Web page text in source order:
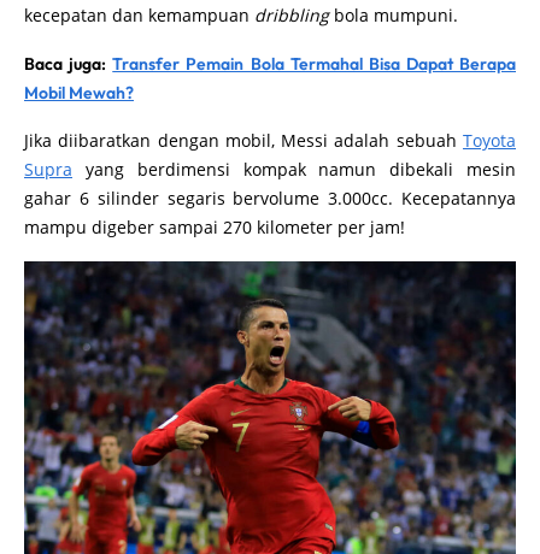
kecepatan dan kemampuan dribblingbola mumpuni.
Baca juga:Transfer Pemain Bola Termahal Bisa Dapat Berapa
Mobil Mewah?
Jika diibaratkan dengan mobil, Messi adalah sebuah Toyota
Supra yang berdimensi kompak namun dibekali mesin
gahar 6 silinder segaris bervolume 3.000cc. Kecepatannya
mampu digeber sampai 270 kilometer per jam!